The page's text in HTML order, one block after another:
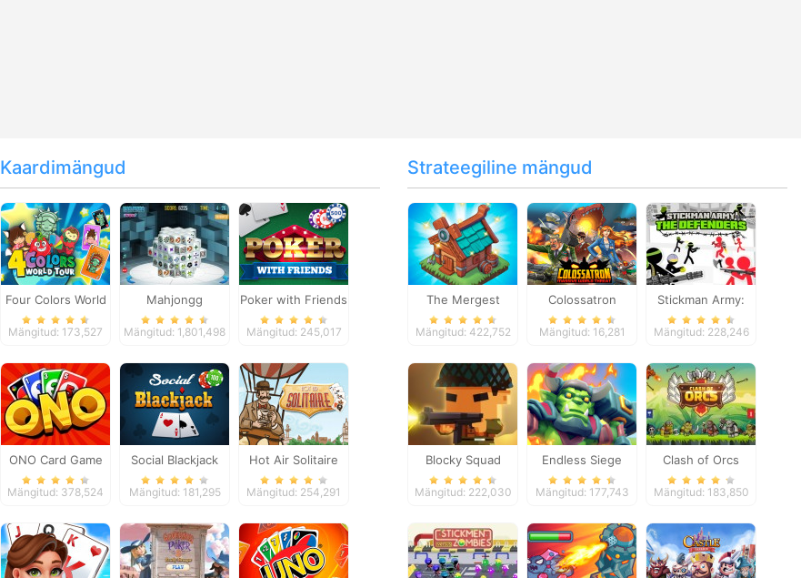
Kaardimängud
Four Colors World
Tour
Mängitud: 173,527
Mahjongg
Dimensions
Mängitud: 1,801,498
Poker with Friends
Mängitud: 245,017
ONO Card Game
Mängitud: 378,524
Social Blackjack
Mängitud: 181,295
Hot Air Solitaire
Mängitud: 254,291
Strateegiline mängud
The Mergest
Kingdom
Mängitud: 422,752
Colossatron
Mängitud: 16,281
Stickman Army:
The Defenders
Mängitud: 228,246
Blocky Squad
Mängitud: 222,030
Endless Siege
Mängitud: 177,743
Clash of Orcs
Mängitud: 183,850